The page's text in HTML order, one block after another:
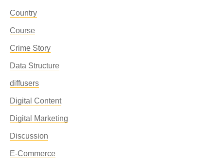
Country
Course
Crime Story
Data Structure
diffusers
Digital Content
Digital Marketing
Discussion
E-Commerce